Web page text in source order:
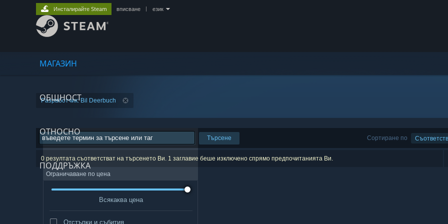
МАГАЗИН
ОБЩНОСТ
ОТНОСНО
ПОДДРЪЖКА
Инсталирайте Steam вписване език
Разработчик: Bil Deerbuch
Сортиране по
Търсене
0 резултата съответстват на търсенето Ви. 1 заглавие беше изключено спрямо предпочитанията Ви.
Ограничаване по цена
Всякаква цена
Отстъпки и събития